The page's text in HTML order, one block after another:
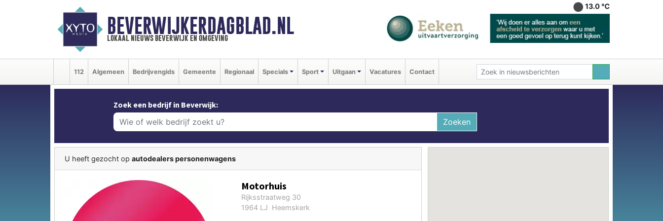
BEVERWIJKERDAGBLAD.NL
lokaal nieuws beverwijk en omgeving
13.0 ℃
112 Algemeen Bedrijvengids Gemeente Regionaal Specials Sport Uitgaan Vacatures Contact
Zoek een bedrijf in Beverwijk:
Zoeken
U heeft gezocht op autodealers personenwagens
Motorhuis
Rijksstraatweg 30
1964 LJ Heemskerk